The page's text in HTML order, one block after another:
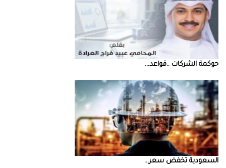
حوكمة‭ ‬الشركات‭.. ‬قواعد‭ ...
السعودية‭ ‬تخفض‭ ‬سعر‭ ...